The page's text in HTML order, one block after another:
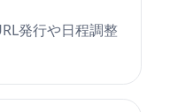
発行や日程調整